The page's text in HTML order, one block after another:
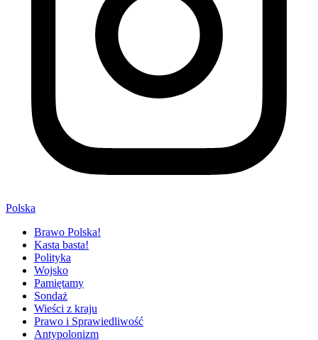
Polska
Brawo Polska!
Kasta basta!
Polityka
Wojsko
Pamiętamy
Sondaż
Wieści z kraju
Prawo i Sprawiedliwość
Antypolonizm